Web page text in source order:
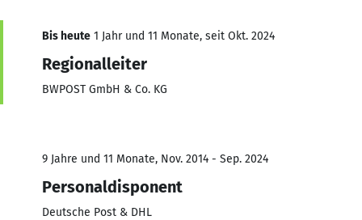
Bis heute 1 Jahr und 11 Monate, seit Okt. 2024
Regionalleiter
BWPOST GmbH & Co. KG
9 Jahre und 11 Monate, Nov. 2014 - Sep. 2024
Personaldisponent
Deutsche Post & DHL